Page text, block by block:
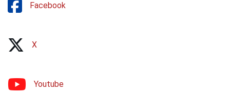
Facebook
X
Youtube